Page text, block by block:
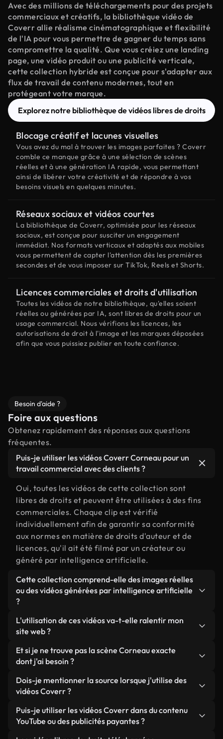
Avec des millions de téléchargements pour des projets
commerciaux et créatifs, la bibliothèque vidéo de
Coverr allie réalisme cinématographique et flexibilité
de l'IA pour vous permettre de gagner du temps sans
compromettre la qualité. Que vous créiez une landing
page, une vidéo produit ou une publicité verticale,
cette collection hybride est conçue pour s'adapter aux
flux de travail de contenu modernes, tout en
protégeant votre marque.
Explorez notre bibliothèque de vidéos libres de droits
Blocage créatif et lacunes visuelles
Vous avez du mal à trouver les images parfaites ? Coverr
comble ce manque grâce à une sélection de scènes
réelles et à une génération IA rapide, vous permettant
ainsi de libérer votre créativité et de répondre à vos
besoins visuels en quelques minutes.
Réseaux sociaux et vidéos courtes
La bibliothèque de Coverr, optimisée pour les réseaux
sociaux, est conçue pour susciter un engagement
immédiat. Nos formats verticaux et adaptés aux mobiles
vous permettent de capter l'attention dès les premières
secondes et de vous imposer sur TikTok, Reels et Shorts.
Licences commerciales et droits d'utilisation
Toutes les vidéos de notre bibliothèque, qu'elles soient
réelles ou générées par IA, sont libres de droits pour un
usage commercial. Nous vérifions les licences, les
autorisations de droit à l'image et les marques déposées
afin que vous puissiez publier en toute confiance.
Besoin d'aide ?
Foire aux questions
Obtenez rapidement des réponses aux questions
fréquentes.
Puis-je utiliser les vidéos Coverr Corneau pour un
travail commercial avec des clients ?
Oui, toutes les vidéos de cette collection sont
libres de droits et peuvent être utilisées à des fins
commerciales. Chaque clip est vérifié
individuellement afin de garantir sa conformité
aux normes en matière de droits d'auteur et de
licences, qu'il ait été filmé par un créateur ou
généré par intelligence artificielle.
Cette collection comprend-elle des images réelles
ou des vidéos générées par intelligence artificielle
?
Les deux. Il s'agit d'une bibliothèque hybride
composée de véritables images filmées par des
générées par IA. Chaque vidéo est clairement
identifiée afin que vous sachiez toujours ce que
vous utilisez.
L'utilisation de ces vidéos va-t-elle ralentir mon
site web ?
Sauf si vous choisissez nos versions optimisées.
Nous proposons des formats légers, prêts pour le
ils conservent une qualité élevée tout en
minimisant les temps de chargement et en
améliorant des indicateurs comme le LCP.
Et si je ne trouve pas la scène Corneau exacte
dont j'ai besoin ?
Vous pouvez en créer une instantanément avec
Coverr AI Studio. Il vous suffit de décrire la scène,
Studio générera en quelques secondes une vidéo
personnalisée conforme à nos normes de licence.
Dois-je mentionner la source lorsque j'utilise des
vidéos Coverr ?
Aucune attribution n'est requise. Toutes les vidéos
de notre bibliothèque sont libres de droits et
Puis-je utiliser les vidéos Coverr dans du contenu
YouTube ou des publicités payantes ?
Oui. Toutes les séquences vidéo de Coverr peuvent